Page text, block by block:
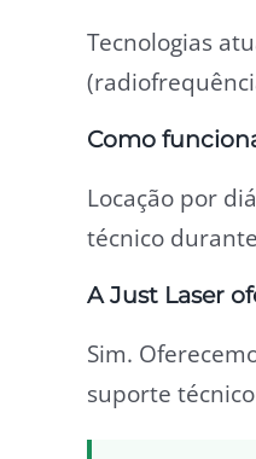
Tecnologias
Como
Locação por
técnico
A Just Laser
Sim.
suporte